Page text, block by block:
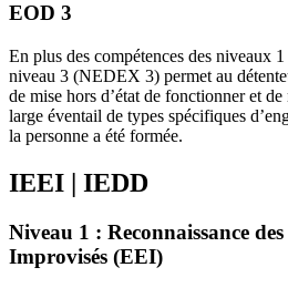
EOD 3
En plus des compétences des niveaux
niveau 3 (NEDEX 3) permet au
de mise hors d’état de fonctionner et
large éventail de types spécifiques
la personne a été formée.
IEEI | IEDD
Niveau 1 : Reconnaissance
Improvisés (EEI)